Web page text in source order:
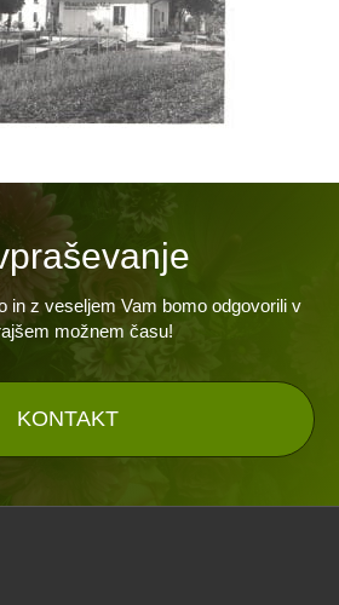
in z veseljem Vam bomo odgovorili v
možnem času!
KONTAKT